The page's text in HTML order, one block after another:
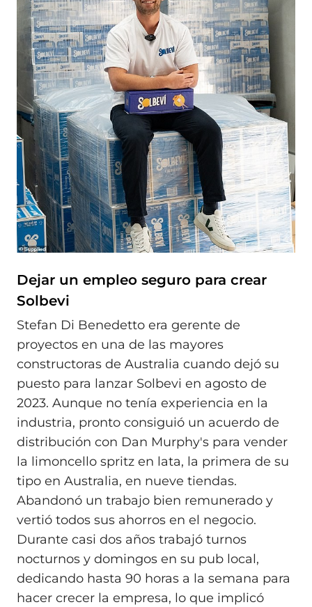
Dejar un empleo seguro para crear
Solbevi
Stefan Di Benedetto era gerente de
proyectos en una de las mayores
constructoras de Australia cuando dejó su
puesto para lanzar Solbevi en agosto de
2023. Aunque no tenía experiencia en la
industria, pronto consiguió un acuerdo de
distribución con Dan Murphy's para vender
la limoncello spritz en lata, la primera de su
tipo en Australia, en nueve tiendas.
Abandonó un trabajo bien remunerado y
vertió todos sus ahorros en el negocio.
Durante casi dos años trabajó turnos
nocturnos y domingos en su pub local,
dedicando hasta 90 horas a la semana para
hacer crecer la empresa, lo que implicó